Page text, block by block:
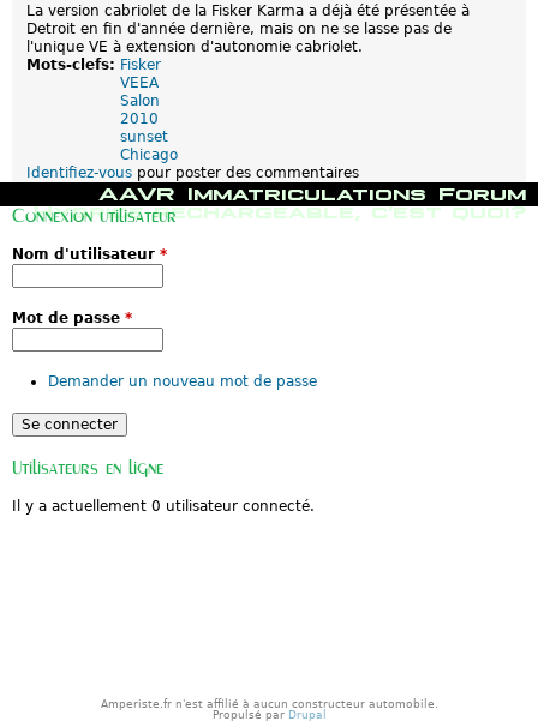
h
e
La version cabriolet de la Fisker Karma a déjà été présentée à
Detroit en fin d'année dernière, mais on ne se lasse pas de
l'unique VE à extension d'autonomie cabriolet.
Mots-clefs: Fisker
VEEA
Salon
2010
sunset
Chicago
Identifiez-vous pour poster des commentaires
M
e
p
Forum
Immatriculations
AAVR
Hybride rechargeable, c'est quoi?
Connexion utilisateur
Nom d'utilisateur *
Mot de passe *
Demander un nouveau mot de passe
Utilisateurs en ligne
Il y a actuellement 0 utilisateur connecté.
Amperiste.fr n'est affilié à aucun constructeur automobile.
Propulsé par Drupal